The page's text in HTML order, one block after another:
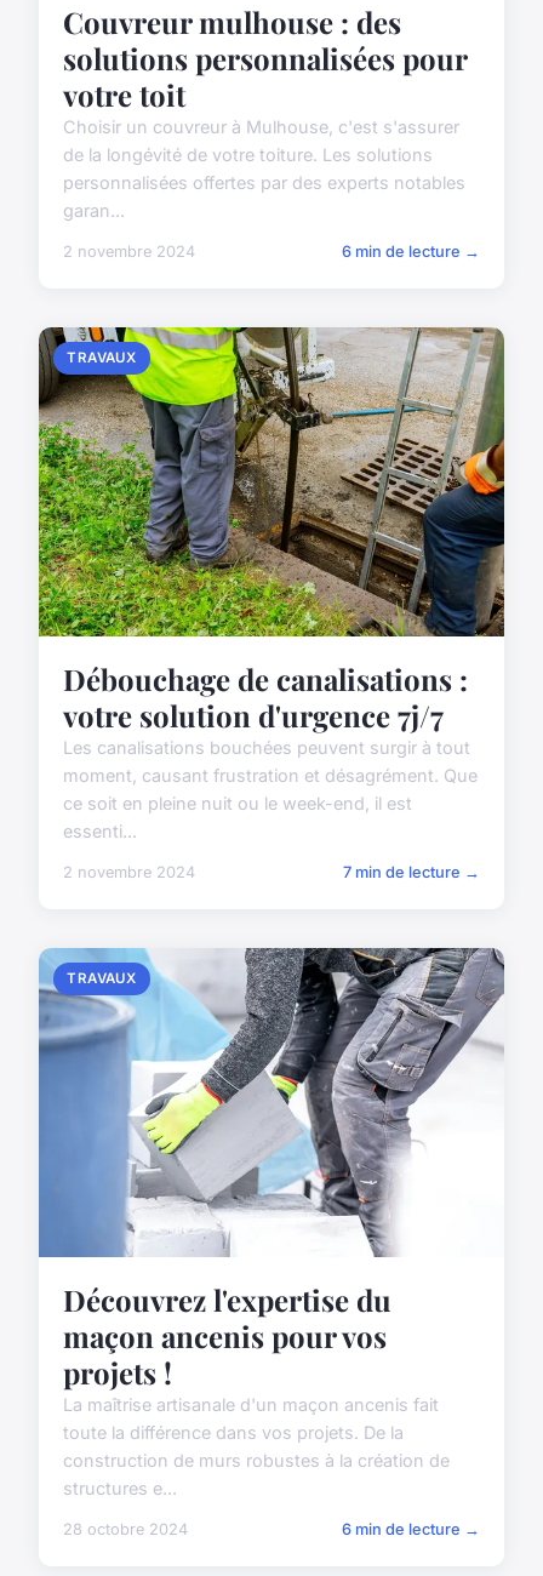
Couvreur mulhouse : des
solutions personnalisées pour
votre toit
Choisir un couvreur à Mulhouse, c'est s'assurer
de la longévité de votre toiture. Les solutions
personnalisées offertes par des experts notables
garan...
2 novembre 2024 6 min de lecture →
TRAVAUX
Débouchage de canalisations :
votre solution d'urgence 7j/7
Les canalisations bouchées peuvent surgir à tout
moment, causant frustration et désagrément. Que
ce soit en pleine nuit ou le week-end, il est
essenti...
2 novembre 2024 7 min de lecture →
TRAVAUX
Découvrez l'expertise du
maçon ancenis pour vos
projets !
La maîtrise artisanale d'un maçon ancenis fait
toute la différence dans vos projets. De la
construction de murs robustes à la création de
structures e...
28 octobre 2024 6 min de lecture →